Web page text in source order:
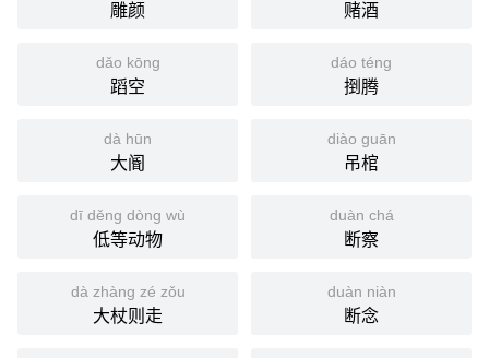
雕颜 赌酒
dǎo kōng
蹈空
dáo téng
捯腾
dà hūn
大阍
diào guān
吊棺
dī děng dòng wù
低等动物
duàn chá
断察
dà zhàng zé zǒu
大杖则走
duàn niàn
断念